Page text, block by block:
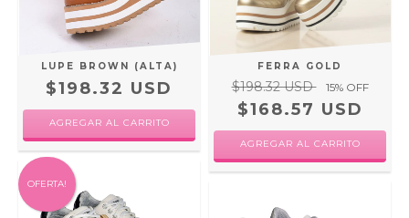
LUPE BROWN (ALTA)
$198.32 USD
AGREGAR AL CARRITO
FERRA GOLD
$198.32 USD 15% OFF
$168.57 USD
AGREGAR AL CARRITO
OFERTA!